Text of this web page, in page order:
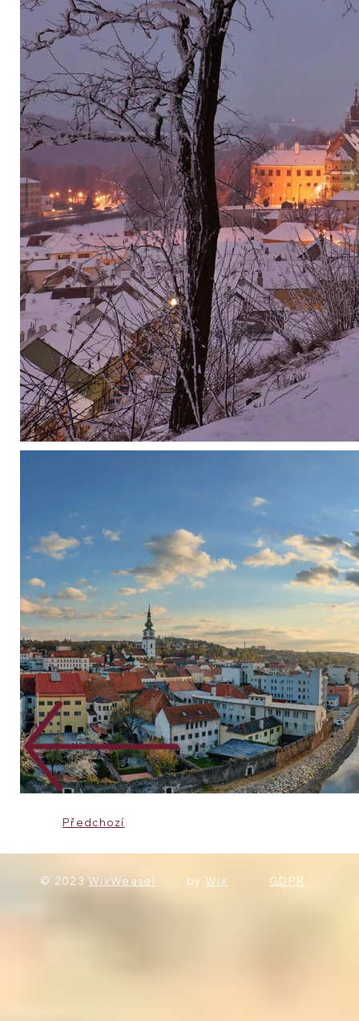
Předchozí
© 2023WixWeasel by Wix GDPR